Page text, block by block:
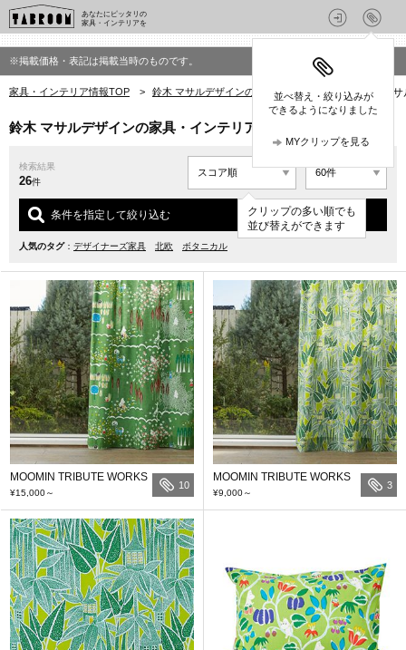
あなたにピッタリの
家具・インテリアを
並べ替え・絞り込みが
できるようになりました
MYクリップを見る
※掲載価格・表記は掲載当時のものです。
家具・インテリア情報TOP > 鈴木 マサルデザインの家具・インテリア > 鈴木 マ
鈴木 マサルデザインの家具・インテリア(グリーン系)
検索結果
26件
クリップの多い順でも
並び替えができます
条件を指定して絞り込む
人気のタグ： デザイナーズ家具 北欧 ボタニカル
MOOMIN TRIBUTE WORKS
¥15,000～
10
MOOMIN TRIBUTE WORKS
¥9,000～
3